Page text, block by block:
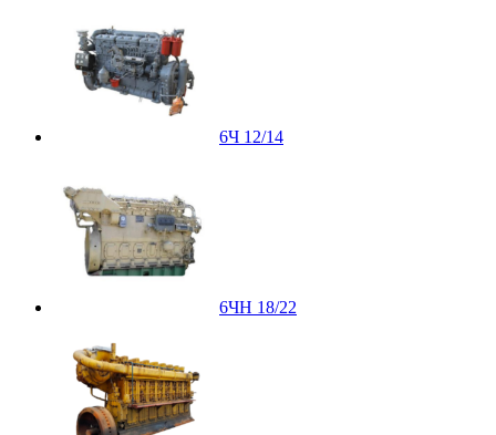
6Ч 12/14
6ЧН 18/22